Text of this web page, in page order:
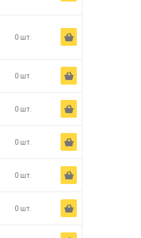
0 шт. Ä
0 шт. Ä
0 шт. Ä
0 шт. Ä
0 шт. Ä
0 шт. Ä